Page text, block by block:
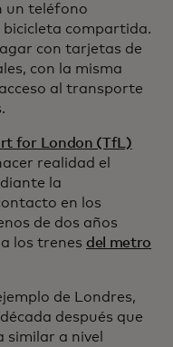
un teléfono
compartida.
con tarjetas de
con la misma
al transporte
for London (TfL)
realidad el
la
en los
de dos años
los trenes del metro
de Londres,
después que
similar a nivel